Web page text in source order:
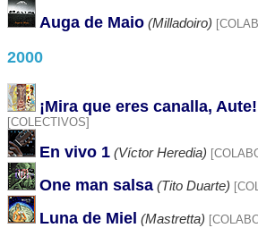
Auga de Maio (Milladoiro)
2000
¡Mira que eres canalla, Aute!
[COLECTIVOS]
En vivo 1 (Víctor Heredia)
One man salsa (Tito Duarte)
Luna de Miel (Mastretta)